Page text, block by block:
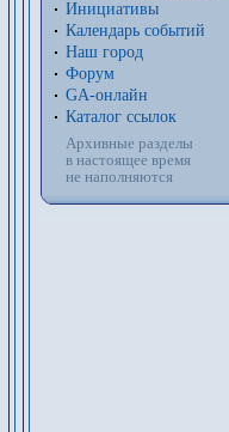
Инициативы
Календарь событий
Наш город
Форум
GA-онлайн
Каталог ссылок
Архивные разделы
в настоящее время
не наполняются